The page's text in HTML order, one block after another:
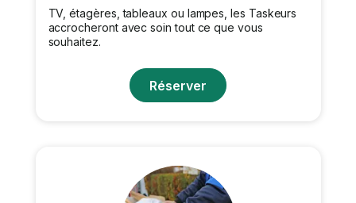
TV, étagères, tableaux ou lampes, les Taskeurs
accrocheront avec soin tout ce que vous
souhaitez.
Réserver